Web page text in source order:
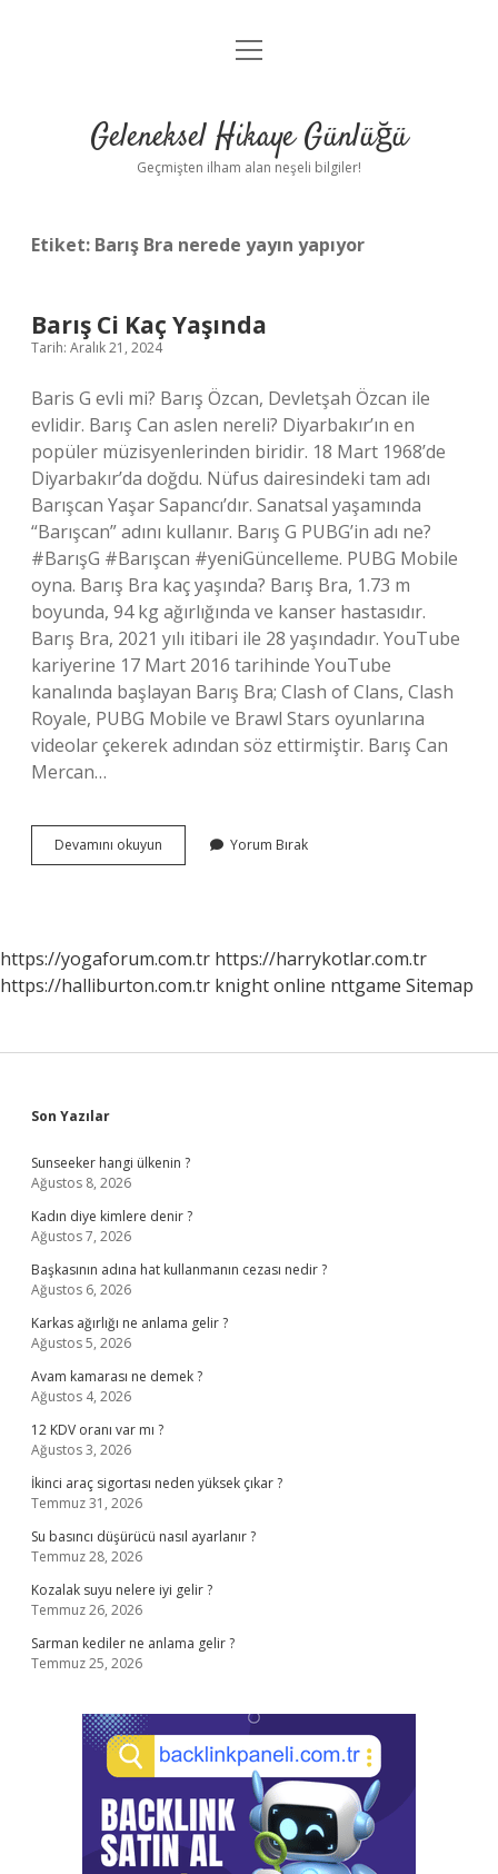
Anasayfa
Yasal Uyarı
menüyü
Geleneksel Hikaye Günlüğü
Geçmişten ilham alan neşeli bilgiler!
Etiket: Barış Bra nerede yayın yapıyor
Barış Ci Kaç Yaşında
Tarih: Aralık 21, 2024
Baris G evli mi? Barış Özcan, Devletşah Özcan ile
evlidir. Barış Can aslen nereli? Diyarbakır’ın en
popüler müzisyenlerinden biridir. 18 Mart 1968’de
Diyarbakır’da doğdu. Nüfus dairesindeki tam adı
Barışcan Yaşar Sapancı’dır. Sanatsal yaşamında
“Barışcan” adını kullanır. Barış G PUBG’in adı ne?
#BarışG #Barışcan #yeniGüncelleme. PUBG Mobile
oyna. Barış Bra kaç yaşında? Barış Bra, 1.73 m
boyunda, 94 kg ağırlığında ve kanser hastasıdır.
Barış Bra, 2021 yılı itibari ile 28 yaşındadır. YouTube
kariyerine 17 Mart 2016 tarihinde YouTube
kanalında başlayan Barış Bra; Clash of Clans, Clash
Royale, PUBG Mobile ve Brawl Stars oyunlarına
videolar çekerek adından söz ettirmiştir. Barış Can
Mercan…
Devamını okuyun
Ci
Yorum Bırak
https://yogaforum.com.tr https://harrykotlar.com.tr
https://halliburton.com.tr knight online nttgame Sitemap
Sidebar
Son Yazılar
Sunseeker hangi ülkenin ?
Ağustos 8, 2026
Kadın diye kimlere denir ?
Ağustos 7, 2026
Başkasının adına hat kullanmanın cezası nedir ?
Ağustos 6, 2026
Karkas ağırlığı ne anlama gelir ?
Ağustos 5, 2026
Avam kamarası ne demek ?
Ağustos 4, 2026
12 KDV oranı var mı ?
Ağustos 3, 2026
İkinci araç sigortası neden yüksek çıkar ?
Temmuz 31, 2026
Su basıncı düşürücü nasıl ayarlanır ?
Temmuz 28, 2026
Kozalak suyu nelere iyi gelir ?
Temmuz 26, 2026
Sarman kediler ne anlama gelir ?
Temmuz 25, 2026